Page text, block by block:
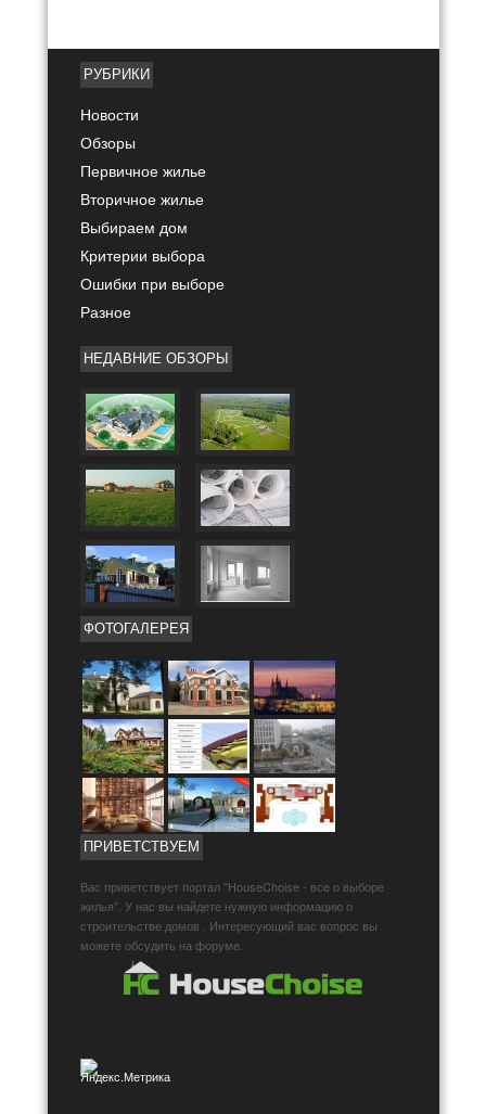
РУБРИКИ
Новости
Обзоры
Первичное жилье
Вторичное жилье
Выбираем дом
Критерии выбора
Ошибки при выборе
Разное
НЕДАВНИЕ ОБЗОРЫ
ФОТОГАЛЕРЕЯ
ПРИВЕТСТВУЕМ
Вас приветствует портал "HouseChoise - все о выборе
жилья". У нас вы найдете нужную информацию о
строительстве домов . Интересующий вас вопрос вы
можете обсудить на форуме.